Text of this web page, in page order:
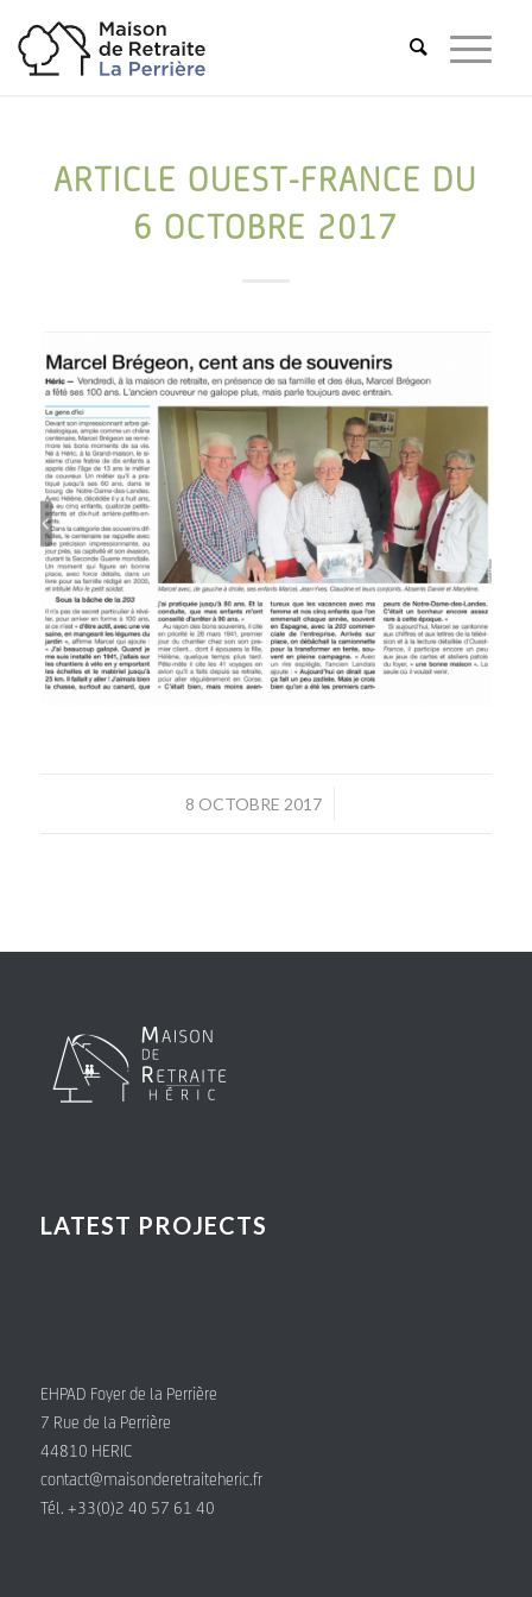
ARTICLE OUEST-FRANCE DU
6 OCTOBRE 2017
8 OCTOBRE 2017
/
LATEST PROJECTS
EHPAD Foyer de la Perrière
7 Rue de la Perrière
44810 HERIC
contact@maisonderetraiteheric.fr
Tél. +33(0)2 40 57 61 40